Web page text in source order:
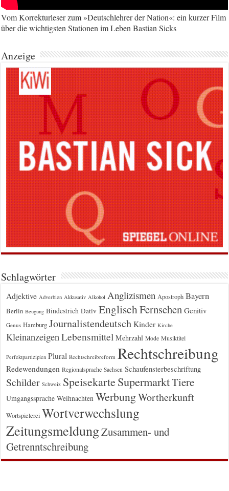
Vom Korrekturleser zum »Deutschlehrer der Nation«: ein kurzer Film
über die wichtigsten Stationen im Leben Bastian Sicks
Anzeige
Schlagwörter
Adjektive Adverbien Akkusativ Alkohol Anglizismen Apostroph Bayern
Berlin Beugung Bindestrich Dativ EnglischFernsehen Genitiv
Genus Hamburg Journalistendeutsch Kinder Kirche
Kleinanzeigen Lebensmittel Mehrzahl Mode Musiktitel
Perfektpartizipien Plural Rechtschreibreform Rechtschreibung
Redewendungen Regionalsprache Sachsen Schaufensterbeschriftung
Schilder Schweiz Speisekarte SupermarktTiere
Umgangssprache Weihnachten WerbungWortherkunft
Wortspielerei Wortverwechslung
ZeitungsmeldungZusammen- und
Getrenntschreibung